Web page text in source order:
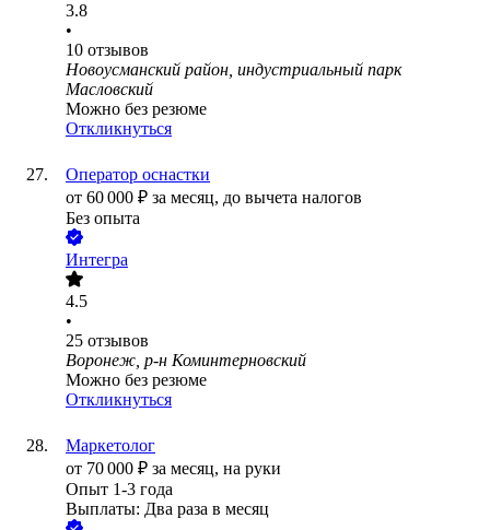
3.8
•
10 отзывов
Новоусманский район, индустриальный парк
Масловский
Можно без резюме
Откликнуться
Оператор оснастки
от 60 000 ₽ за месяц, до вычета налогов
Без опыта
Интегра
4.5
•
25 отзывов
Воронеж, р-н Коминтерновский
Можно без резюме
Откликнуться
Маркетолог
от 70 000 ₽ за месяц, на руки
Опыт 1-3 года
Выплаты: Два раза в месяц